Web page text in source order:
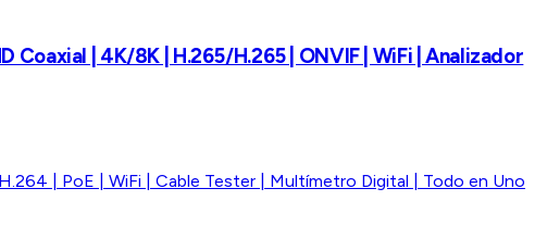
| 4K/8K | H.265/H.265 | ONVIF | WiFi | Analizador